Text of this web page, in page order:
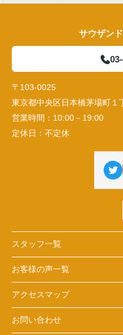
サウザン
〒103-0025
東京都中央区日本橋茅場町１
営業時間： 10:00－19:00
定休日： 不定休
スタッフ一覧
お客様の声一覧
アクセスマップ
お問い合わせ